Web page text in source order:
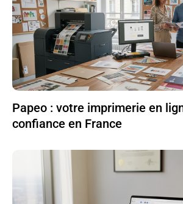
Papeo : votre imprimerie en
confiance en France